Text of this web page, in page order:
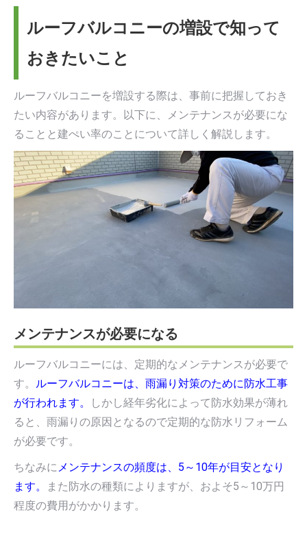
ルーフバルコニーの増設で知って
おきたいこと
ルーフバルコニーを増設する際は、事前に把握しておき
たい内容があります。以下に、メンテナンスが必要にな
ることと建ぺい率のことについて詳しく解説します。
メンテナンスが必要になる
ルーフバルコニーには、定期的なメンテナンスが必要で
す。 ルーフバルコニーは、雨漏り対策のために防水工事
が行われます。
しかし経年劣化によって防水効果が薄れ
ると、雨漏りの原因となるので定期的な防水リフォーム
が必要です。
ちなみにメンテナンスの頻度は、5～10年が目安となり
ます。
また防水の種類によりますが、およそ5～10万円
程度の費用がかかります。